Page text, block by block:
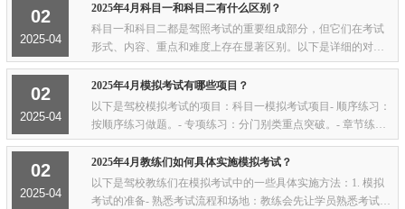
02
2025-04
2025年4月科目一和科目二有什么区别？
科目一和科目二都是驾照考试的重要组成部分，但它们在考试
形式、内容、重点和难度上存在显著区别。以下是详细的对
比：1. 考试形式- 科目一：理论考试，通过计算机答题。- 科目
二：实际操作考试，需要在指定的场地内驾...
02
2025-04
2025年4月模拟考试有哪些项目？
以下是驾校模拟考试的项目：科目一模拟考试项目- 顺序练习：
按顺序练习做题。- 专项练习：分门别类重点突破。- 章节练
习：按照法规章节逐步分类。- 随机练习：随机抽取题目进行练
习。- 模拟考试：模拟在线真实考场。...
02
2025-04
2025年4月教练们如何具体实施模拟考试？
以下是驾校教练们在模拟考试中的一些具体实施方法：1. 模拟
考试的准备- 熟悉考试流程和场地：教练会先让学员熟悉考试的